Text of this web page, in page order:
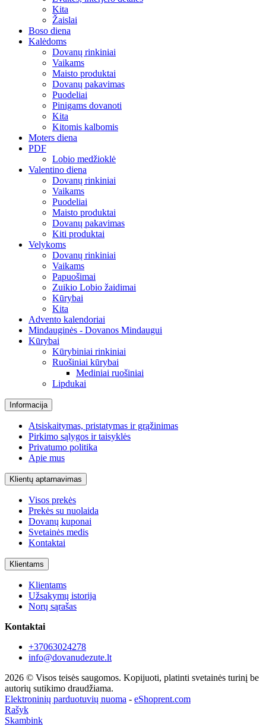
Kita
Žaislai
Boso diena
Kalėdoms
Dovanų rinkiniai
Vaikams
Maisto produktai
Dovanų pakavimas
Puodeliai
Pinigams dovanoti
Kita
Kitomis kalbomis
Moters diena
PDF
Lobio medžioklė
Valentino diena
Dovanų rinkiniai
Vaikams
Puodeliai
Maisto produktai
Dovanų pakavimas
Kiti produktai
Velykoms
Dovanų rinkiniai
Vaikams
Papuošimai
Zuikio Lobio žaidimai
Kūrybai
Kita
Advento kalendoriai
Mindauginės - Dovanos Mindaugui
Kūrybai
Kūrybiniai rinkiniai
Ruošiniai kūrybai
Mediniai ruošiniai
Lipdukai
Informacija
Atsiskaitymas, pristatymas ir grąžinimas
Pirkimo sąlygos ir taisyklės
Privatumo politika
Apie mus
Klientų aptarnavimas
Visos prekės
Prekės su nuolaida
Dovanų kuponai
Svetainės medis
Kontaktai
Klientams
Klientams
Užsakymų istorija
Norų sąrašas
Kontaktai
+37063024278
info@dovanudezute.lt
2026 © Visos teisės saugomos. Kopijuoti, platinti svetainės turinį be
autorių sutikimo draudžiama.
Elektroninių parduotuvių nuoma - eShoprent.com
Rašyk
Skambink